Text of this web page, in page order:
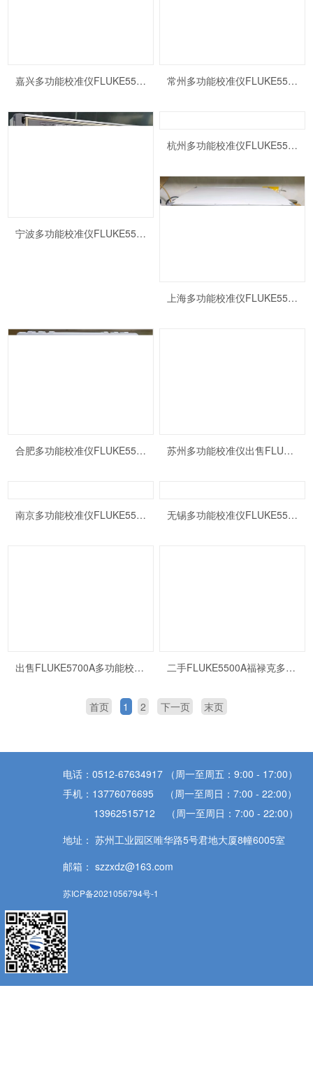
嘉兴多功能校准仪FLUKE5500A 常州多功能校准仪FLUKE5500A
宁波多功能校准仪FLUKE5500A出售
杭州多功能校准仪FLUKE5500A
上海多功能校准仪FLUKE5500A
合肥多功能校准仪FLUKE5500A 苏州多功能校准仪出售FLUKE5500A
南京多功能校准仪FLUKE5500A 无锡多功能校准仪FLUKE5500A
出售FLUKE5700A多功能校准仪 福禄克校准器紫信销售 二手FLUKE5500A福禄克多功能校准仪5500A销售二手
首页 1 2 下一页 末页
电话：0512-67634917 （周一至周五：9:00 - 17:00）
手机：13776076695 （周一至周日：7:00 - 22:00）
13962515712 （周一至周日：7:00 - 22:00）
地址： 苏州工业园区唯华路5号君地大厦8幢6005室
邮箱： szzxdz@163.com
苏ICP备2021056794号-1